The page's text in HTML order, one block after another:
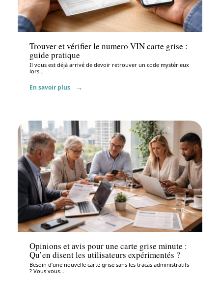
Administratif
Trouver et vérifier le numero VIN carte grise :
guide pratique
Il vous est déjà arrivé de devoir retrouver un code mystérieux
lors
En savoir plus
Administratif
Opinions et avis pour une carte grise minute :
Qu’en disent les utilisateurs expérimentés ?
Besoin d’une nouvelle carte grise sans les tracas administratifs
? Vous vous